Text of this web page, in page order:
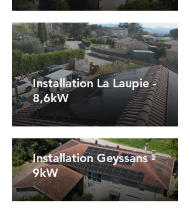
Installation La Laupie -
8,6kW
Installation Geyssans -
9kW